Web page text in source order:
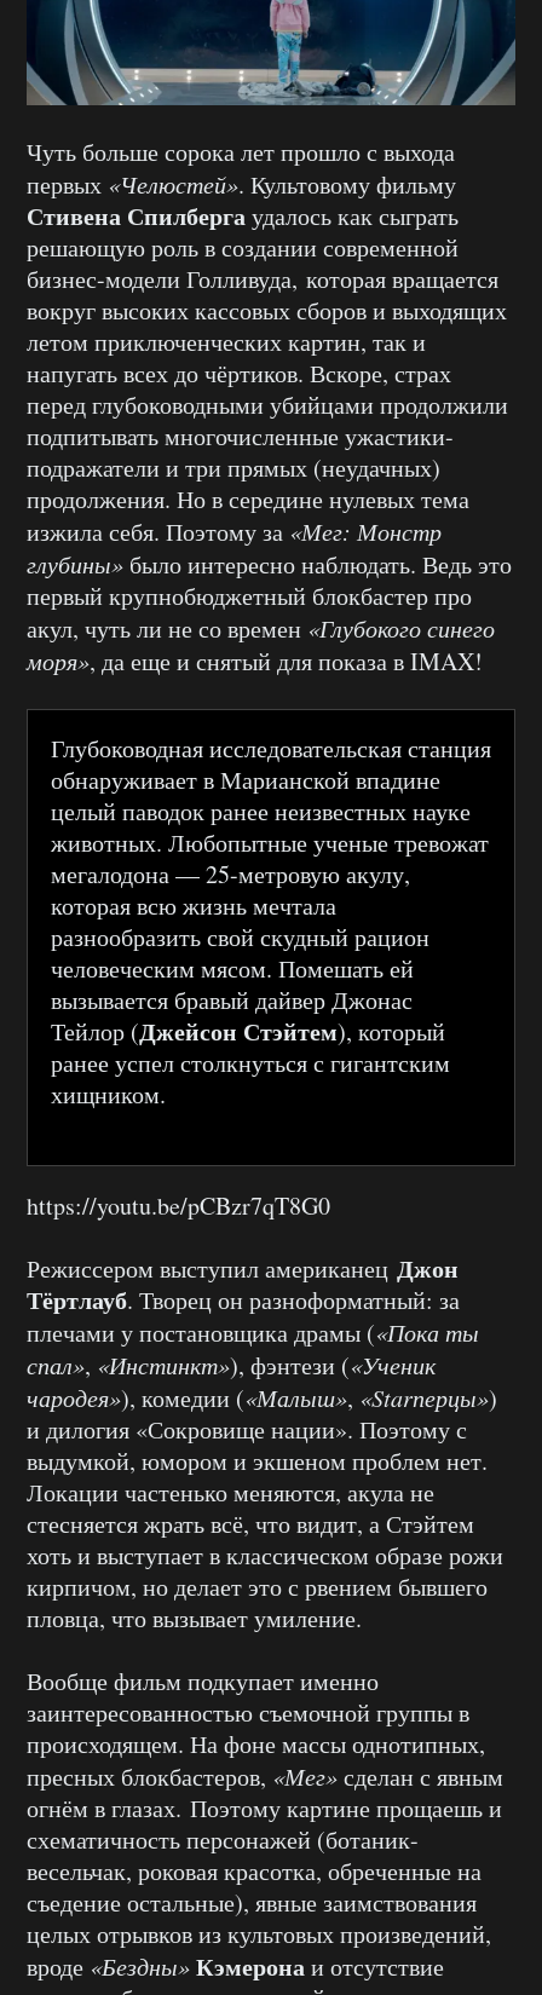
Чуть больше сорока лет прошло с выхода
первых «Челюстей». Культовому фильму
Стивена Спилбергаудалось как сыграть
решающую роль в создании современной
бизнес-модели Голливуда, которая вращается
вокруг высоких кассовых сборов и выходящих
летом приключенческих картин, так и
напугать всех до чёртиков. Вскоре, страх
перед глубоководными убийцами продолжили
подпитывать многочисленные ужастики-
подражатели и три прямых (неудачных)
продолжения. Но в середине нулевых тема
изжила себя. Поэтому за «Мег: Монстр
глубины» было интересно наблюдать. Ведь это
первый крупнобюджетный блокбастер про
акул, чуть ли не со времен «Глубокого синего
моря», да еще и снятый для показа в IMAX!
Глубоководная исследовательская станция
обнаруживает в Марианской впадине
целый паводок ранее неизвестных науке
животных. Любопытные ученые тревожат
мегалодона — 25-метровую акулу,
которая всю жизнь мечтала
разнообразить свой скудный рацион
человеческим мясом. Помешать ей
вызывается бравый дайвер Джонас
Тейлор (Джейсон Стэйтем), который
ранее успел столкнуться с гигантским
хищником.
https://youtu.be/pCBzr7qT8G0
Режиссером выступил американец Джон
Тёртлауб. Творец он разноформатный: за
плечами у постановщика драмы («Пока ты
спал», «Инстинкт»), фэнтези («Ученик
чародея»), комедии («Малыш», «Starперцы»)
и дилогия «Сокровище нации». Поэтому с
выдумкой, юмором и экшеном проблем нет.
Локации частенько меняются, акула не
стесняется жрать всё, что видит, а Стэйтем
хоть и выступает в классическом образе рожи
кирпичом, но делает это с рвением бывшего
пловца, что вызывает умиление.
Вообще фильм подкупает именно
заинтересованностью съемочной группы в
происходящем. На фоне массы однотипных,
пресных блокбастеров, «Мег»сделан с явным
огнём в глазах. Поэтому картине прощаешь и
схематичность персонажей (ботаник-
весельчак, роковая красотка, обреченные на
съедение остальные), явные заимствования
целых отрывков из культовых произведений,
вроде «Бездны»Кэмеронаи отсутствие